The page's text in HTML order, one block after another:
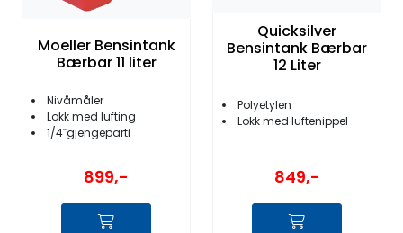
Moeller Bensintank
Bærbar 11 liter
Nivåmåler
Lokk med lufting
1/4¨gjengeparti
899,-
Quicksilver
Bensintank Bærbar
12 Liter
Polyetylen
Lokk med luftenippel
849,-